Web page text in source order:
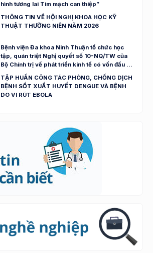
hình tương lai Tim mạch can thiệp”
THÔNG TIN VỀ HỘI NGHỊ KHOA HỌC KỸ
THUẬT THƯỜNG NIÊN NĂM 2026
Bệnh viện Đa khoa Ninh Thuận tổ chức học
tập, quán triệt Nghị quyết số 10-NQ/TW của
Bộ Chính trị về phát triển kinh tế có vốn đầu tư
nước ngoài
TẬP HUẤN CÔNG TÁC PHÒNG, CHỐNG DỊCH
BỆNH SỐT XUẤT HUYẾT DENGUE VÀ BỆNH
DO VI RÚT EBOLA